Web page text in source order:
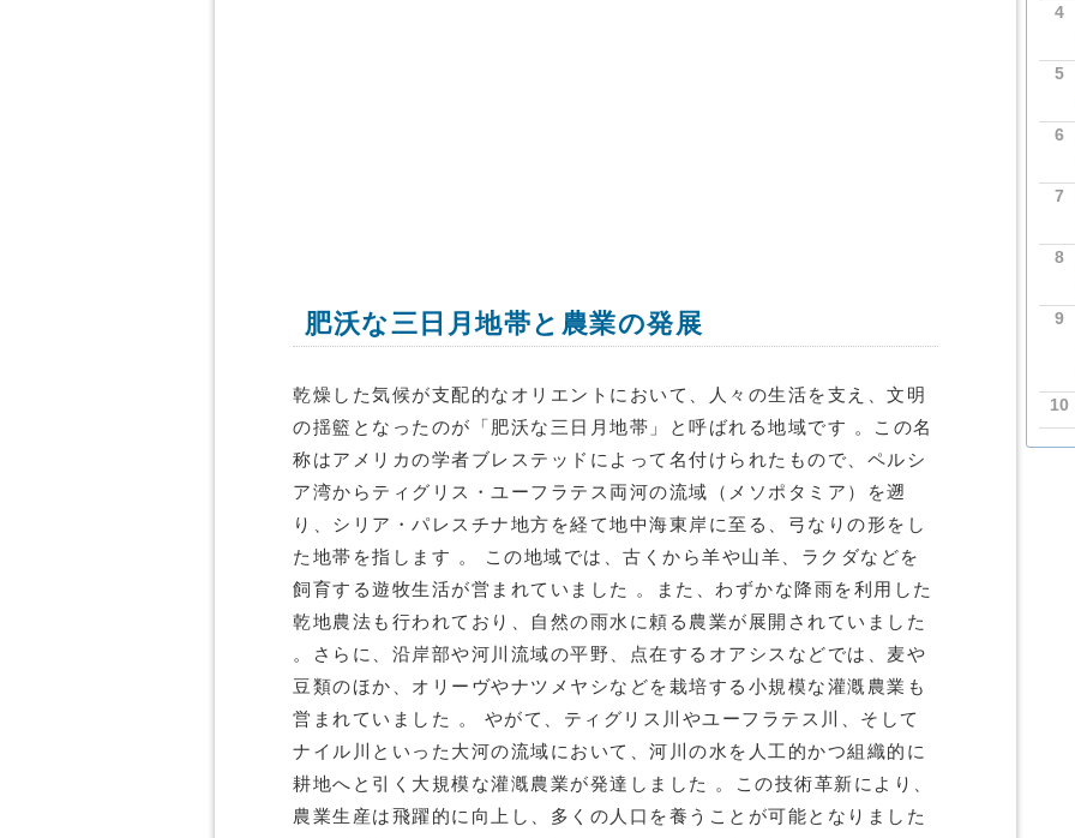
肥沃な三日月地帯と農業の発展
乾燥した気候が支配的なオリエントにおいて、人々の生活を支え、文明
の揺籃となったのが「肥沃な三日月地帯」と呼ばれる地域です 。この名
称はアメリカの学者ブレステッドによって名付けられたもので、ペルシ
ア湾からティグリス・ユーフラテス両河の流域（メソポタミア）を遡
り、シリア・パレスチナ地方を経て地中海東岸に至る、弓なりの形をし
た地帯を指します 。 この地域では、古くから羊や山羊、ラクダなどを
飼育する遊牧生活が営まれていました 。また、わずかな降雨を利用した
乾地農法も行われており、自然の雨水に頼る農業が展開されていました
。さらに、沿岸部や河川流域の平野、点在するオアシスなどでは、麦や
豆類のほか、オリーヴやナツメヤシなどを栽培する小規模な灌漑農業も
営まれていました 。 やがて、ティグリス川やユーフラテス川、そして
ナイル川といった大河の流域において、河川の水を人工的かつ組織的に
耕地へと引く大規模な灌漑農業が発達しました 。この技術革新により、
農業生産は飛躍的に向上し、多くの人口を養うことが可能となりました
4
5
6
7
8
9
10